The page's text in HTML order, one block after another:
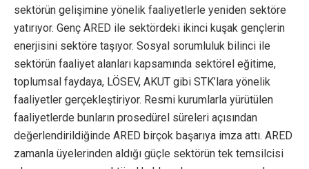
sektörün gelişimine yönelik faaliyetlerle yeniden sektöre
yatırıyor. Genç ARED ile sektördeki ikinci kuşak gençlerin
enerjisini sektöre taşıyor. Sosyal sorumluluk bilinci ile
sektörün faaliyet alanları kapsamında sektörel eğitime,
toplumsal faydaya, LÖSEV, AKUT gibi STK’lara yönelik
faaliyetler gerçekleştiriyor. Resmi kurumlarla yürütülen
faaliyetlerde bunların prosedürel süreleri açısından
değerlendirildiğinde ARED birçok başarıya imza attı. ARED
zamanla üyelerinden aldığı güçle sektörün tek temsilcisi